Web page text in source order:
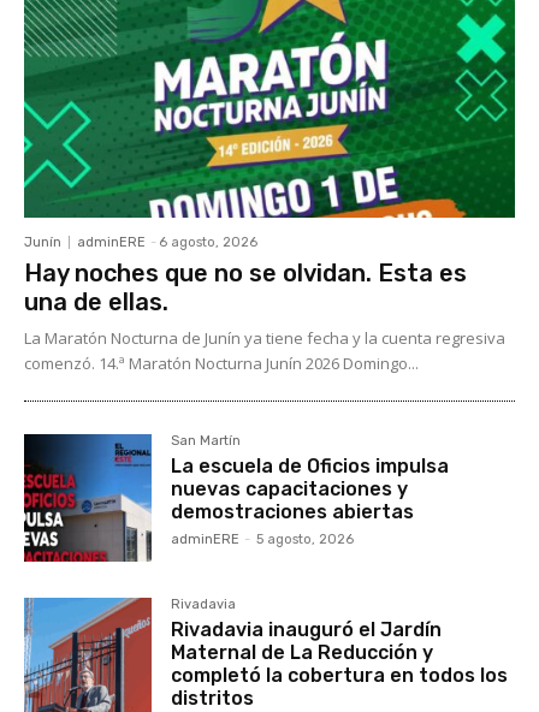
Junín adminERE - 6 agosto, 2026
Hay noches que no se olvidan. Esta es
una de ellas.
La Maratón Nocturna de Junín ya tiene fecha y la cuenta regresiva
comenzó. 14.ª Maratón Nocturna Junín 2026 Domingo...
San Martín
La escuela de Oficios impulsa
nuevas capacitaciones y
demostraciones abiertas
adminERE - 5 agosto, 2026
Rivadavia
Rivadavia inauguró el Jardín
Maternal de La Reducción y
completó la cobertura en todos los
distritos